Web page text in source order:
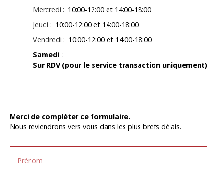
Mercredi : 10:00-12:00 et 14:00-18:00
Jeudi : 10:00-12:00 et 14:00-18:00
Vendredi : 10:00-12:00 et 14:00-18:00
Samedi :
Sur RDV (pour le service transaction uniquement)
Merci de compléter ce formulaire.
Nous reviendrons vers vous dans les plus brefs délais.
Prénom